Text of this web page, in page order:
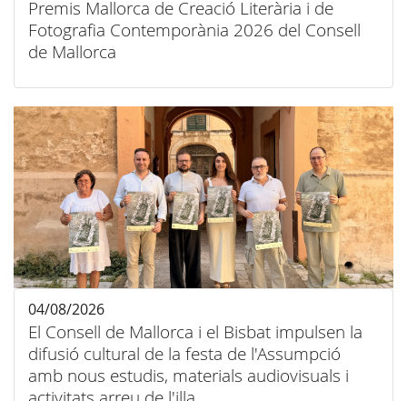
Premis Mallorca de Creació Literària i de
Fotografia Contemporània 2026 del Consell
de Mallorca
El Consell de Mallorca i el Bisbat impulsen la
difusió cultural de la festa de l'Assumpció
amb nous estudis, materials audiovisuals i
04/08/2026